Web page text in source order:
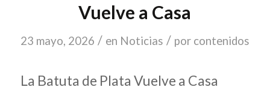
Vuelve a Casa
23 mayo, 2026 / en Noticias / por contenidos
La Batuta de Plata Vuelve a Casa